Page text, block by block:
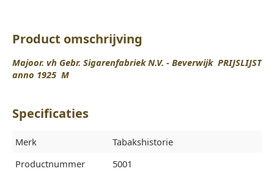
Product omschrijving
Majoor. vh Gebr. Sigarenfabriek N.V. - Beverwijk PRIJSLIJST
anno 1925 M
Specificaties
Merk
Tabakshistorie
Productnummer
5001